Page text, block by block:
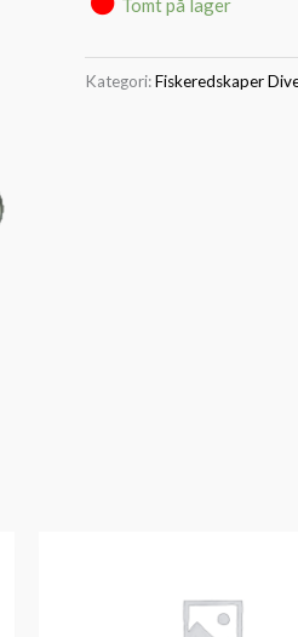
Kategori:Fiskeredskaper